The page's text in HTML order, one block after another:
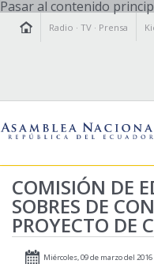
Pasar al contenido
Radio ·TV · Prensa
LA ASAMBLEA
LEGISLAMOS
FISCALIZAMOS
COMISIÓN DE
SOBRES DE
PROYECTO DE
Miércoles, 09 de marzo del 2016